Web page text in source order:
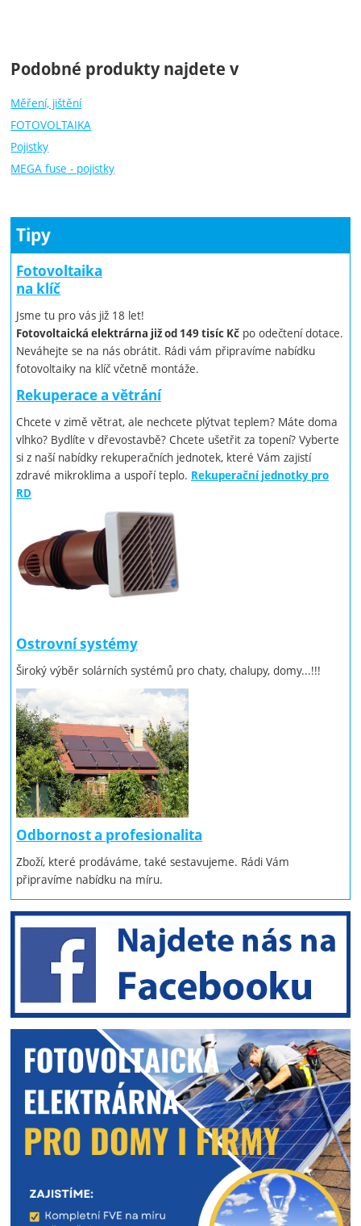
Podobné produkty najdete v
Měření, jištění
FOTOVOLTAIKA
Pojistky
MEGA fuse - pojistky
Tipy
Fotovoltaika
na klíč
Jsme tu pro vás již 18 let!
Fotovoltaická elektrárna již od 149 tisíc Kč po odečtení dotace.
Neváhejte se na nás obrátit. Rádi vám připravíme nabídku
fotovoltaiky na klíč včetně montáže.
Rekuperace a větrání
Chcete v zimě větrat, ale nechcete plýtvat teplem? Máte doma
vlhko? Bydlíte v dřevostavbě? Chcete ušetřit za topení? Vyberte
si z naší nabídky rekuperačních jednotek, které Vám zajistí
zdravé mikroklima a uspoří teplo. Rekuperační jednotky pro
RD
Ostrovní systémy
Široký výběr solárních systémů pro chaty, chalupy, domy...!!!
Odbornost a profesionalita
Zboží, které prodáváme, také sestavujeme. Rádi Vám
připravíme nabídku na míru.